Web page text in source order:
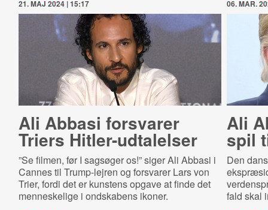
21. MAJ 2024 | 15:17
Ali Abbasi forsvarer
Triers Hit­ler-​ud­ta­lel­ser
”Se filmen, før I sagsøger os!” siger Ali Abbasi i
Cannes til Trump-lejren og forsvarer Lars von
Trier, fordi det er kunstens opgave at finde det
menneskelige i ondskabens ikoner.
06. MAR.
Ali
spil
Den
fald skal